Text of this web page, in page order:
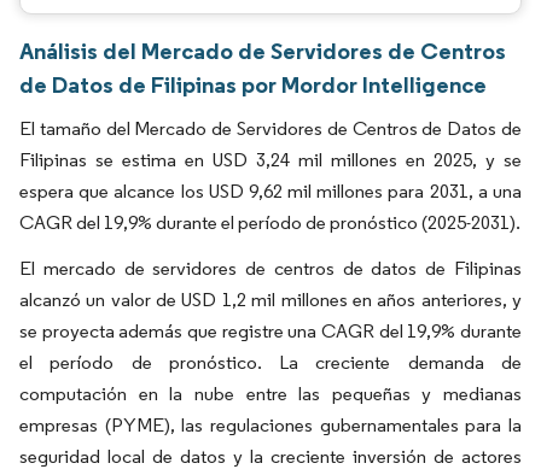
Análisis del Mercado de Servidores de Centros
de Datos de Filipinas por Mordor Intelligence
El tamaño del Mercado de Servidores de Centros de Datos de
Filipinas se estima en USD 3,24 mil millones en 2025, y se
espera que alcance los USD 9,62 mil millones para 2031, a una
CAGR del 19,9% durante el período de pronóstico (2025-2031).
El mercado de servidores de centros de datos de Filipinas
alcanzó un valor de USD 1,2 mil millones en años anteriores, y
se proyecta además que registre una CAGR del 19,9% durante
el período de pronóstico. La creciente demanda de
computación en la nube entre las pequeñas y medianas
empresas (PYME), las regulaciones gubernamentales para la
seguridad local de datos y la creciente inversión de actores